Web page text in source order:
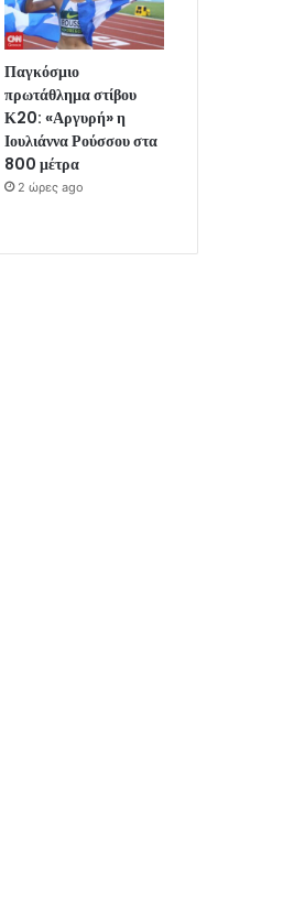
Παγκόσμιο
πρωτάθλημα στίβου
Κ20: «Αργυρή» η
Ιουλιάννα Ρούσσου στα
800 μέτρα
2 ώρες ago